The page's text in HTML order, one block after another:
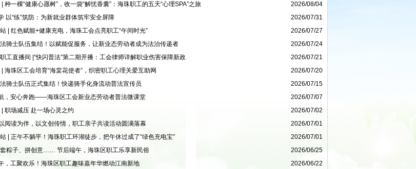
2026/08/04
种一棵“健康心愿树”，收一袋“解忧香囊”：海珠职工的五天“心理SPA”之旅
2026/07/31
以“练”筑防：为新就业群体筑牢安全屏障
2026/07/27
| 红色赋能+健康充电，海珠工会点亮职工“午间时光”
2026/07/24
骑士队伍集结！以赋能促服务，让新业态劳动者成为法治传递者
2026/07/21
工直播间 |“快闪普法”第二期开播：工会律师详解职业伤害保障新政
2026/07/20
| 海珠区工会培育“海棠花使者”，织密职工心理关爱互助网
2026/07/15
骑士队伍正式集结！快递骑手化身流动普法宣传员
2026/07/07
航，安心奔跑——海珠区工会新业态劳动者普法微课堂
2026/07/02
| 职场减压 赴一场心灵之约
2026/07/01
阅读为伴，以文创传情，职工亲子共读活动圆满落幕
2026/07/01
| 正午不躺平！海珠职工环湖徒步，把午休过成了“绿色充电宝”
2026/06/25
套粽子、拼创意…… 节后端午，海珠区职工乐享新民俗
2026/06/22
，工聚欢乐！海珠区职工趣味嘉年华燃动江南新地